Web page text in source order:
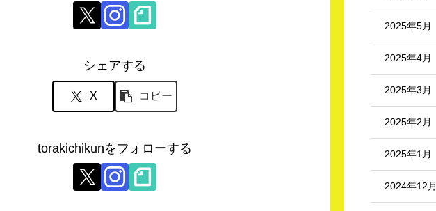
シェアする
X コピー
torakichikunをフォローする
2025年5月
2025年4月
2025年3月
2025年2月
2025年1月
2024年12月